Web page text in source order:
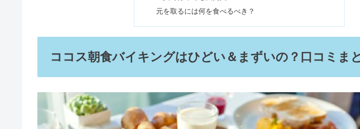
ミュウミュウの年齢層は何歳まで？持ってる女の人のイメージ&芸能人
この記事に書いていること